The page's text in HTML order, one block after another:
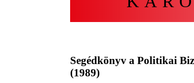
Segédkönyv a Politikai
(1989)